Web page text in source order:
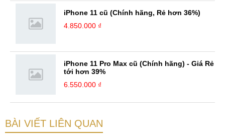
iPhone 11 cũ (Chính hãng, Rẻ hơn 36%)
4.850.000 ₫
iPhone 11 Pro Max cũ (Chính hãng) - Giá Rẻ
tới hơn 39%
6.550.000 ₫
BÀI VIẾT LIÊN QUAN